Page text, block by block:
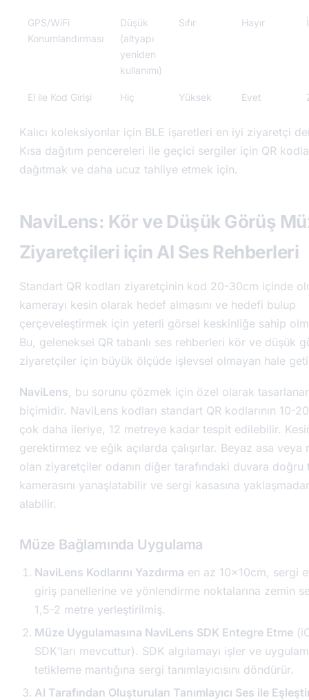
GPS/WiFi
Konumlandırması
Düşük
(altyapı
yeniden
kullanımı)
Sıfır Hayır
El ile Kod Girişi Hiç Yüksek Evet
Kalıcı koleksiyonlar için BLE işaretleri en iyi ziyaretçi
Kısa dağıtım pencereleri ile geçici sergiler için QR
dağıtmak ve daha ucuz tahliye etmek için.
NaviLens: Kör ve Düşük Görüş
Ziyaretçileri için AI Ses Rehberleri
Standart QR kodları ziyaretçinin kod 20-30cm içinde
kamerayı kesin olarak hedef almasını ve hedefi bulup
çerçeveleştirmek için yeterli görsel keskinliğe sahip
Bu, geleneksel QR tabanlı ses rehberleri kör ve düşük
ziyaretçiler için büyük ölçüde işlevsel olmayan hale
NaviLens, bu sorunu çözmek için özel olarak
biçimidir. NaviLens kodları standart QR kodlarının 10-
çok daha ileriye, 12 metreye kadar tespit edilebilir.
gerektirmez ve eğik açılarda çalışırlar. Beyaz asa
olan ziyaretçiler odanın diğer tarafındaki duvara doğru
kamerasını yanaşlatabilir ve sergi kasasına
alabilir.
Müze Bağlamında Uygulama
NaviLens Kodlarını Yazdırma en az 10x10cm, sergi
giriş panellerine ve yönlendirme noktalarına zemin
1,5-2 metre yerleştirilmiş.
Müze Uygulamasına NaviLens SDK Entegre Etme
SDK’ları mevcuttur). SDK algılamayı işler ve
tetikleme mantığına sergi tanımlayıcısını döndürür.
AI Tarafından Oluşturulan Tanımlayıcı Ses ile